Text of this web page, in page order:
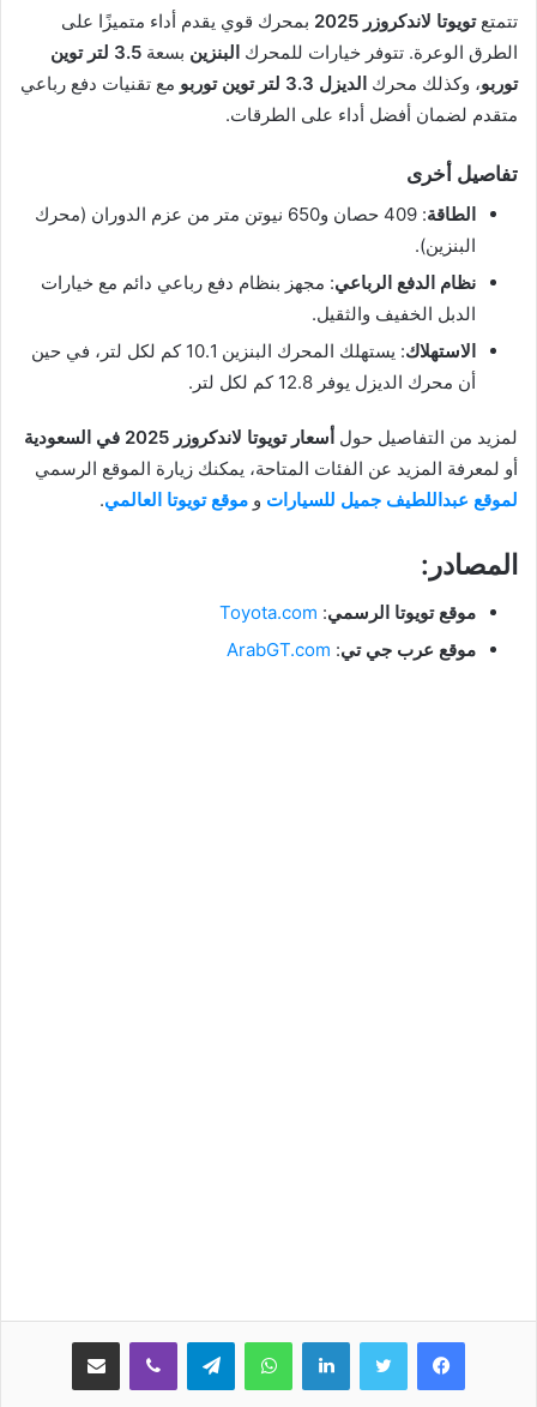
تتمتعتويوتا لاندكروزر 2025
بمحرك قوي يقدم أداء متميزًا على
الطرق الوعرة. تتوفر خيارات للمحرك البنزين بسعة
3.5 لتر توين
توربو، وكذلك محرك الديزل 3.3 لتر توين توربو
مع تقنيات دفع رباعي
متقدم لضمان أفضل أداء على الطرقات.
تفاصيل أخرى
الطاقة
: 409 حصان و650 نيوتن متر من عزم الدوران (محرك
البنزين).
نظام الدفع الرباعي: مجهز بنظام دفع رباعي دائم مع خيارات
الدبل الخفيف والثقيل.
الاستهلاك
: يستهلك المحرك البنزين 10.1 كم لكل لتر، في حين
أن محرك الديزل يوفر 12.8 كم لكل لتر.
لمزيد من التفاصيل حول أسعار تويوتا لاندكروزر 2025 في السعودية
أو لمعرفة المزيد عن الفئات المتاحة، يمكنك زيارة الموقع الرسمي
لموقع عبداللطيف جميل للسيارات و موقع تويوتا العالمي.
المصادر:
موقع تويوتا الرسمي:
Toyota.com
موقع عرب جي تي:
ArabGT.com
لينكدإن واتساب